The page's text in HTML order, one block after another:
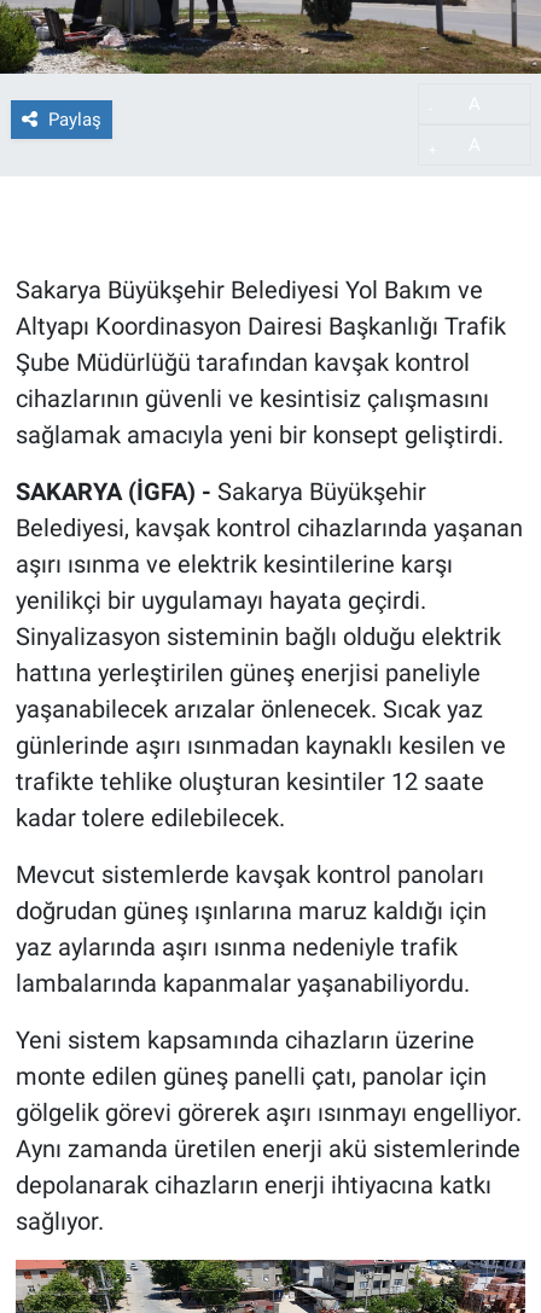
Paylaş
Sakarya Büyükşehir Belediyesi Yol Bakım ve
Altyapı Koordinasyon Dairesi Başkanlığı Trafik
Şube Müdürlüğü tarafından kavşak kontrol
cihazlarının güvenli ve kesintisiz çalışmasını
sağlamak amacıyla yeni bir konsept geliştirdi.
SAKARYA (İGFA) - Sakarya Büyükşehir
Belediyesi, kavşak kontrol cihazlarında yaşanan
aşırı ısınma ve elektrik kesintilerine karşı
yenilikçi bir uygulamayı hayata geçirdi.
Sinyalizasyon sisteminin bağlı olduğu elektrik
hattına yerleştirilen güneş enerjisi paneliyle
yaşanabilecek arızalar önlenecek. Sıcak yaz
günlerinde aşırı ısınmadan kaynaklı kesilen ve
trafikte tehlike oluşturan kesintiler 12 saate
kadar tolere edilebilecek.
Mevcut sistemlerde kavşak kontrol panoları
doğrudan güneş ışınlarına maruz kaldığı için
yaz aylarında aşırı ısınma nedeniyle trafik
lambalarında kapanmalar yaşanabiliyordu.
Yeni sistem kapsamında cihazların üzerine
monte edilen güneş panelli çatı, panolar için
gölgelik görevi görerek aşırı ısınmayı engelliyor.
Aynı zamanda üretilen enerji akü sistemlerinde
depolanarak cihazların enerji ihtiyacına katkı
sağlıyor.